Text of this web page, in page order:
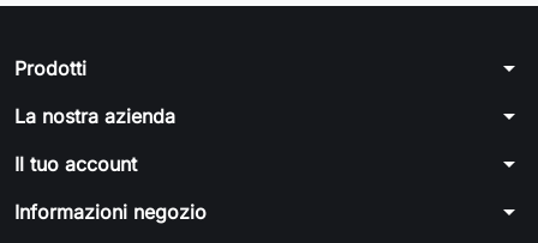
Prodotti arrow_drop_down
La nostra azienda arrow_drop_down
Il tuo account arrow_drop_down
Informazioni negozio arrow_drop_down